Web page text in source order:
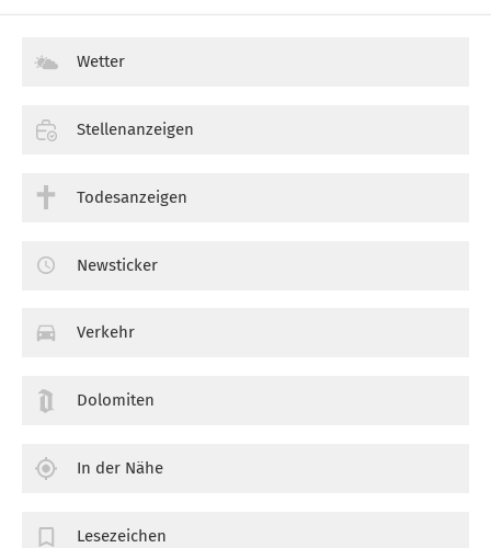
Wetter
Stellenanzeigen
Todesanzeigen
Newsticker
Verkehr
Dolomiten
In der Nähe
Lesezeichen